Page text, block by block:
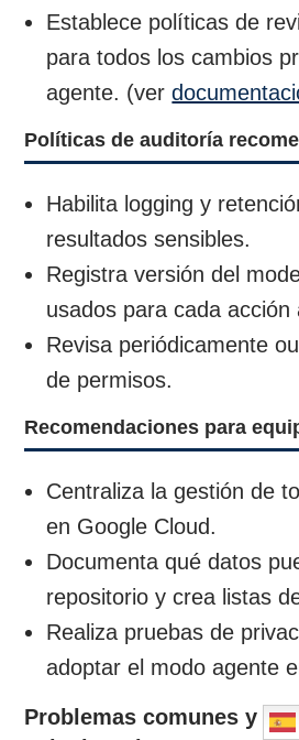
Establece políticas de
para todos los cambios
agente. (ver
Políticas de auditoría
Habilita logging y
resultados sensibles.
Registra versión del
usados para cada acción
Revisa periódicamente
de permisos.
Recomendaciones para
Centraliza la gestión de
en Google Cloud.
Documenta qué datos
repositorio y crea listas
Realiza pruebas de
adoptar el modo agente
Problemas comunes y